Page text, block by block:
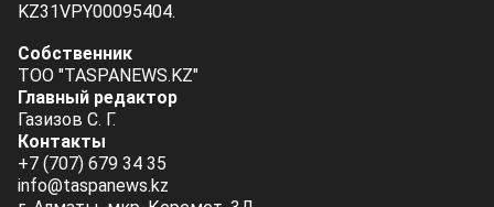
KZ31VPY00095404.
Собственник
ТОО "TASPANEWS.KZ"
Главный редактор
Газизов С. Г.
Контакты
+7 (707) 679 34 35
info@taspanews.kz